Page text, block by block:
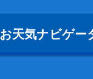
お天気ナビゲー